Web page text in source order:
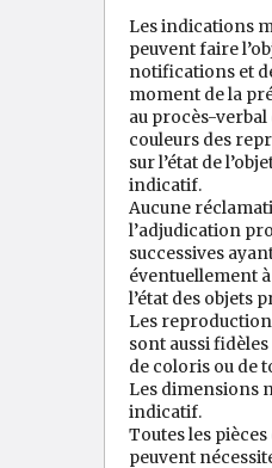
Les indications
peuvent faire
notifications et
moment de la
au procès-verbal
couleurs des
sur l’état de
indicatif.
Aucune
l’adjudication
successives
éventuellement
l’état des objets
Les
sont aussi
de coloris ou de
Les dimensions
indicatif.
Toutes les
peuvent